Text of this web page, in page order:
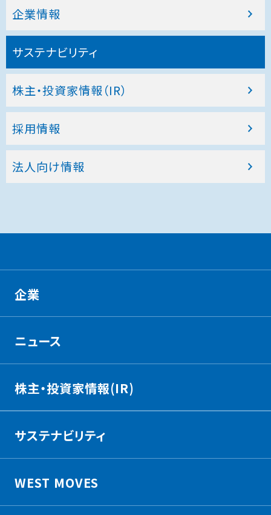
企業情報
サステナビリティ
株主・投資家情報（IR）
採用情報
法人向け情報
企業
ニュース
株主・投資家情報(IR)
サステナビリティ
WEST MOVES